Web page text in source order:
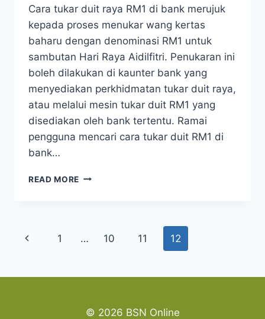
Cara tukar duit raya RM1 di bank merujuk
kepada proses menukar wang kertas
baharu dengan denominasi RM1 untuk
sambutan Hari Raya Aidilfitri. Penukaran ini
boleh dilakukan di kaunter bank yang
menyediakan perkhidmatan tukar duit raya,
atau melalui mesin tukar duit RM1 yang
disediakan oleh bank tertentu. Ramai
pengguna mencari cara tukar duit RM1 di
bank…
READ MORE CARA
MESIN
RAYA
Page
Previous
1 … 10 11 12
© 2026 BSN Online